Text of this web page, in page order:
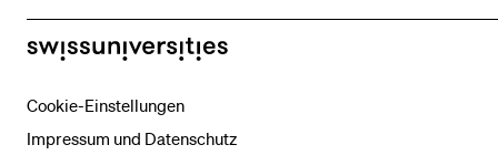
swissuniversities
Cookie-Einstellungen
Impressum und Datenschutz